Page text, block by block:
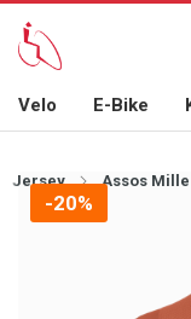
Velo E-Bike
Jersey Assos Mille
-20%